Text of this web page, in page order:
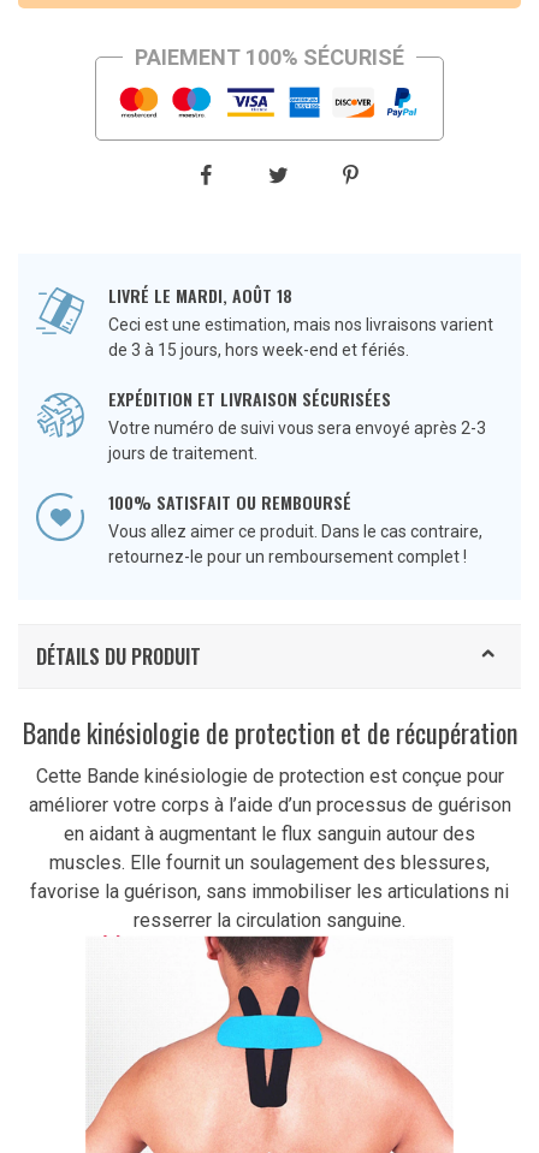
PAIEMENT 100% SÉCURISÉ
LIVRÉ LE MARDI, AOÛT 18
Ceci est une estimation, mais nos livraisons varient
de 3 à 15 jours, hors week-end et fériés.
EXPÉDITION ET LIVRAISON SÉCURISÉES
Votre numéro de suivi vous sera envoyé après 2-3
jours de traitement.
100% SATISFAIT OU REMBOURSÉ
Vous allez aimer ce produit. Dans le cas contraire,
retournez-le pour un remboursement complet !
DÉTAILS DU PRODUIT
Bande kinésiologie de protection et de récupération
Cette Bande kinésiologie de protection est conçue pour
améliorer votre corps à l’aide d’un processus de guérison
en aidant à augmentant le flux sanguin autour des
muscles. Elle fournit un soulagement des blessures,
favorise la guérison, sans immobiliser les articulations ni
resserrer la circulation sanguine.